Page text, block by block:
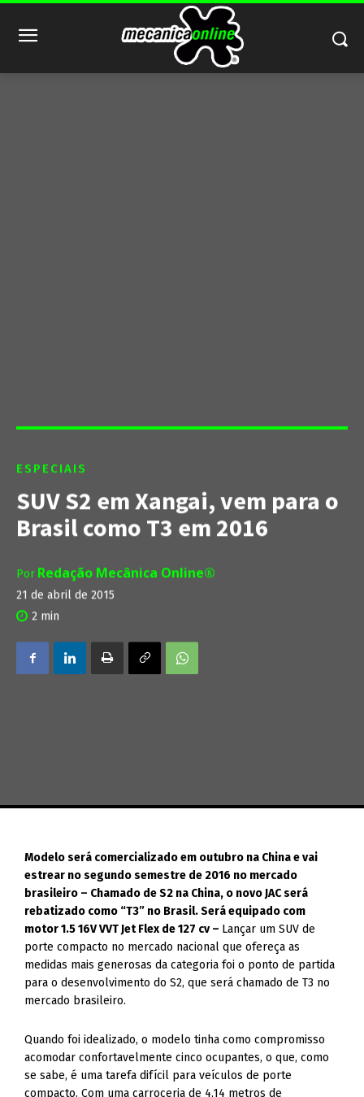
ESPECIAIS
SUV S2 em Xangai, vem para o
Brasil como T3 em 2016
Por Redação Mecânica Online®
21 de abril de 2015
2 min
Modelo será comercializado em outubro na China e vai
estrear no segundo semestre de 2016 no mercado
brasileiro – Chamado de S2 na China, o novo JAC será
rebatizado como “T3” no Brasil. Será equipado com
motor 1.5 16V VVT Jet Flex de 127 cv – Lançar um SUV de
porte compacto no mercado nacional que ofereça as
medidas mais generosas da categoria foi o ponto de partida
para o desenvolvimento do S2, que será chamado de T3 no
mercado brasileiro.
Quando foi idealizado, o modelo tinha como compromisso
acomodar confortavelmente cinco ocupantes, o que, como
se sabe, é uma tarefa difícil para veículos de porte
compacto. Com uma carroceria de 4,14 metros de